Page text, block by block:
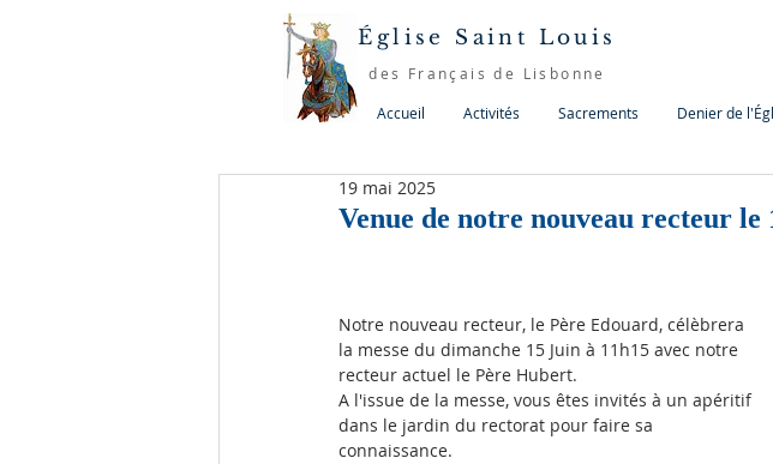
Accueil Activités Sacrements Denier de
Église Saint Louis
des Français de Lisbonne
Venue de notre nouveau recteur
19 mai 2025
Notre nouveau recteur, le Père Edouard, célèbrera
la messe du dimanche 15 Juin à 11h15 avec notre
recteur actuel le Père Hubert.
A l'issue de la messe, vous êtes invités à un apéritif
dans le jardin du rectorat pour faire sa
connaissance.